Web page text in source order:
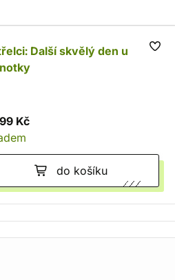
Další skvělý den u
Kč
do košíku